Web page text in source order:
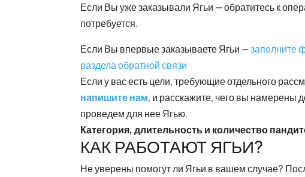
Если Вы уже заказывали Ягьи — обратитесь к
потребуется.
Если Вы впервые заказываете Ягьи —заполните
раздела обратной связи
Если у вас есть цели, требующие отдельного
напишите нам, и расскажите, чего вы намерены
проведем для нее Ягью.
Категория, длительность и количество
КАК РАБОТАЮТ ЯГЬИ?
Не уверены помогут ли Ягьи в вашем случае?